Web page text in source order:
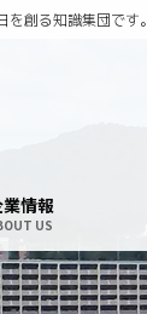
創る知識集団です。
情報
US